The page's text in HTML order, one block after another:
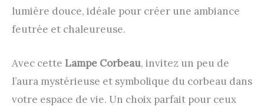
lumière douce, idéale pour créer une ambiance
feutrée et chaleureuse.
Avec cette Lampe Corbeau, invitez un peu de
l’aura mystérieuse et symbolique du corbeau dans
votre espace de vie. Un choix parfait pour ceux